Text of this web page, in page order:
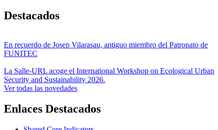
Destacados
En recuerdo de Josep Vilarasau, antiguo miembro del Patronato de
FUNITEC
La Salle-URL acoge el International Workshop on Ecological Urban
Security and Sustainability 2026.
Ver todas las novedades
Enlaces Destacados